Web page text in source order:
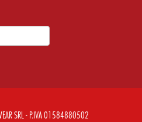
SRL - P.IVA 01584880502